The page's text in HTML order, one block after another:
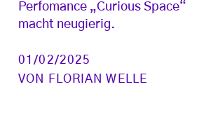
Perfomance „Curious Space“
macht neugierig.
01/02/2025
VON
FLORIAN WELLE